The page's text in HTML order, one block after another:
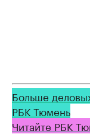
Больше
РБК Тюмень
Читайте РБК